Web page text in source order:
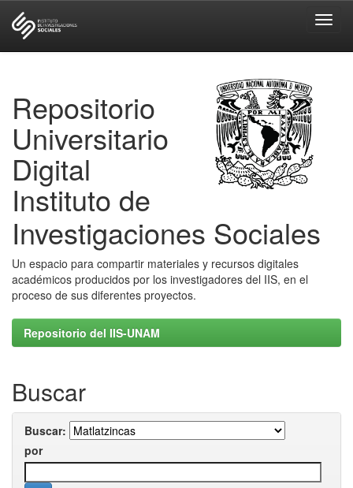
Repositorio
Universitario
Digital
Instituto de
Investigaciones Sociales
Un espacio para compartir materiales y recursos digitales
académicos producidos por los investigadores del IIS, en el
proceso de sus diferentes proyectos.
Repositorio del IIS-UNAM
Buscar
Buscar:
por